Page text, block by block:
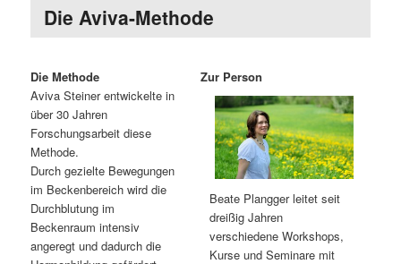
Die Aviva-Methode
Die Methode
Aviva Steiner entwickelte in
über 30 Jahren
Forschungsarbeit diese
Methode.
Durch gezielte Bewegungen
im Beckenbereich wird die
Durchblutung im
Beckenraum intensiv
angeregt und dadurch die
Zur Person
Beate Plangger leitet seit
dreißig Jahren
verschiedene Workshops,
Kurse und Seminare mit